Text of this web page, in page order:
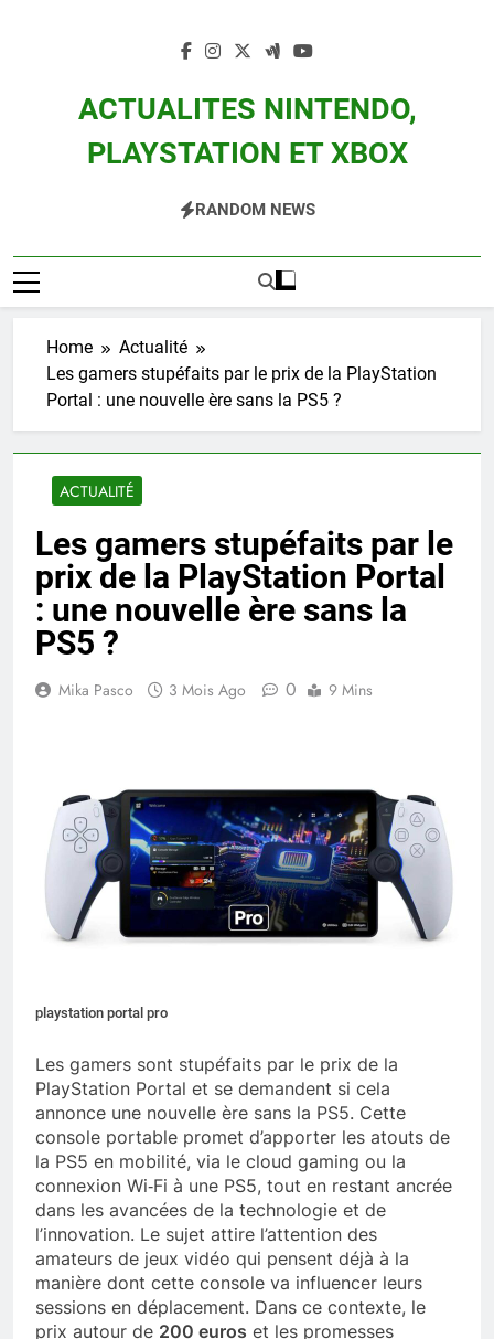
ACTUALITES NINTENDO,
PLAYSTATION ET XBOX
Zelda, Splatoon, Pokemon Entre Autres
RANDOM NEWS
Home
Actualité
Les gamers stupéfaits par le prix de la PlayStation
Portal : une nouvelle ère sans la PS5 ?
ACTUALITÉ
Les gamers stupéfaits par le
prix de la PlayStation Portal
: une nouvelle ère sans la
PS5 ?
Mika Pasco 3 Mois Ago 0 9 Mins
playstation portal pro
Les gamers sont stupéfaits par le prix de la
PlayStation Portal et se demandent si cela
annonce une nouvelle ère sans la PS5. Cette
console portable promet d’apporter les atouts de
la PS5 en mobilité, via le cloud gaming ou la
connexion Wi‑Fi à une PS5, tout en restant ancrée
dans les avancées de la technologie et de
l’innovation. Le sujet attire l’attention des
amateurs de jeux vidéo qui pensent déjà à la
manière dont cette console va influencer leurs
sessions en déplacement. Dans ce contexte, le
prix autour de 200 euros et les promesses